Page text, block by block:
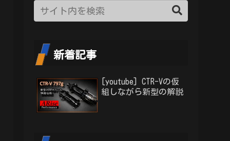
新着記事
[youtube] CTR-Vの仮
組しながら新型の解説